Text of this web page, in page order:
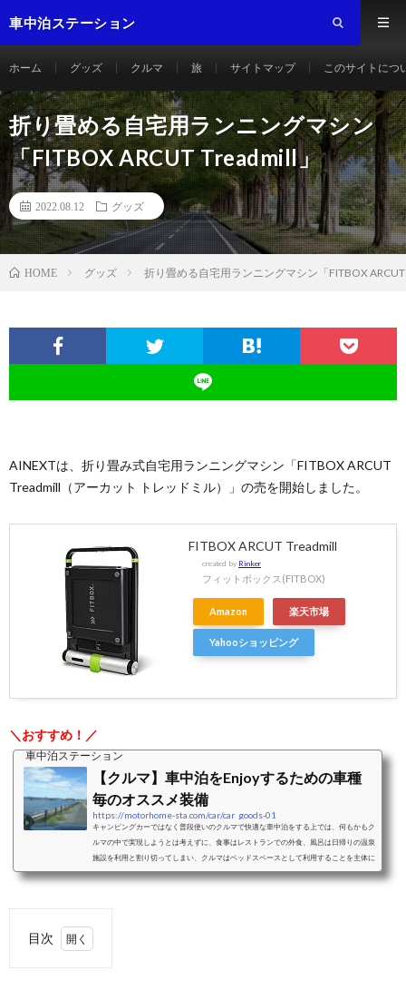
車中泊ステーション
ホーム グッズ クルマ 旅 サイトマップ このサイトにつ
折り畳める自宅用ランニングマシン
「FITBOX ARCUT Treadmill」
2022.08.12 グッズ
HOME グッズ 折り畳める自宅用ランニングマシン「FITBOX
AINEXTは、折り畳み式自宅用ランニングマシン「FITBOX ARCUT
Treadmill（アーカット トレッドミル）」の売を開始しました。
FITBOX ARCUT Treadmill
created by Rinker
フィットボックス(FITBOX)
Amazon 楽天市場
Yahooショッピング
＼おすすめ！／
車中泊ステーション
【クルマ】車中泊をEnjoyするための車種
毎のオススメ装備
https://motorhome-sta.com/car/car_goods-01
キャンピングカーではなく普段使いのクルマで快適な車中泊をする上では、何もかもク
ルマの中で実現しようとは考えずに、食事はレストランでの外食、風呂は日帰りの温泉
施設を利用と割り切ってしまい、クルマはベッドスペースとして利用することを主体に
考えることをおすすめします。ベッドスペースとして利用することを考えた際の車中泊
り大人二人＋小さな子供一人程度...
目次
1.